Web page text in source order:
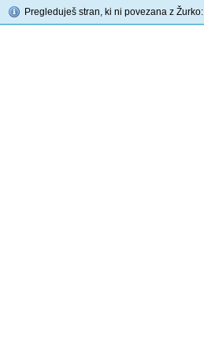
Pregleduješ stran, ki ni povezana z Žurko: